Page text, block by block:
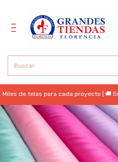
telas para cada proyecto | 🚚